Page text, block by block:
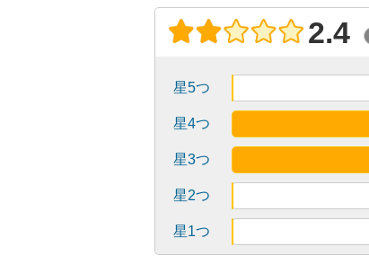
2.4
星5つ
星4つ
星3つ
星2つ
星1つ